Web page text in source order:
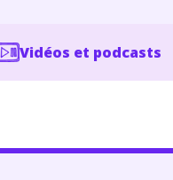
Vidéos et podcasts